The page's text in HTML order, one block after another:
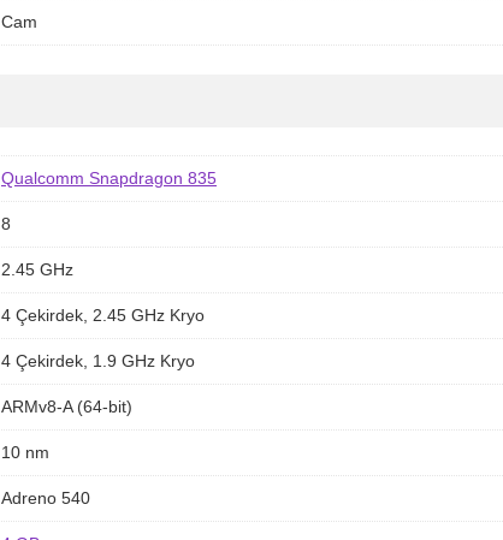
Cam
Qualcomm Snapdragon 835
8
2.45 GHz
4 Çekirdek, 2.45 GHz Kryo
4 Çekirdek, 1.9 GHz Kryo
ARMv8-A (64-bit)
10 nm
Adreno 540